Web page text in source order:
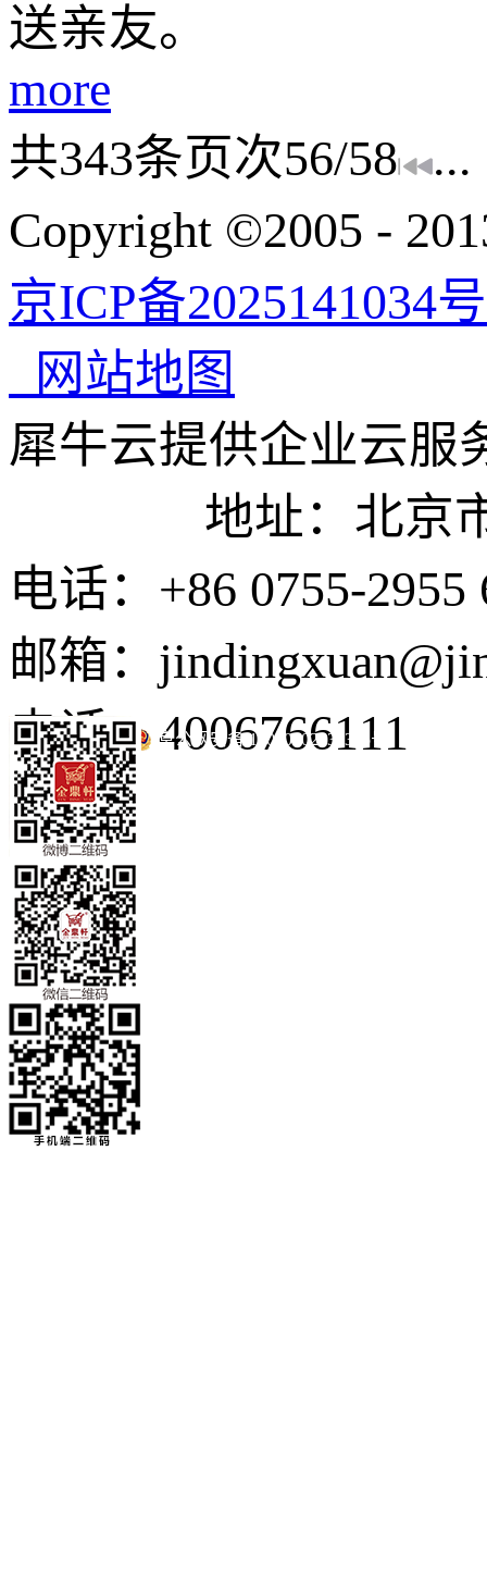
送亲友。
more
共343条页次56/58
...
Copyright ©2005 -
京ICP备2025141034
网站地图
犀牛云提供企业云服
地址：北京市东
电话：+86 0755-2955
邮箱：
电话：4006766111
京公网安备 11010502035345号